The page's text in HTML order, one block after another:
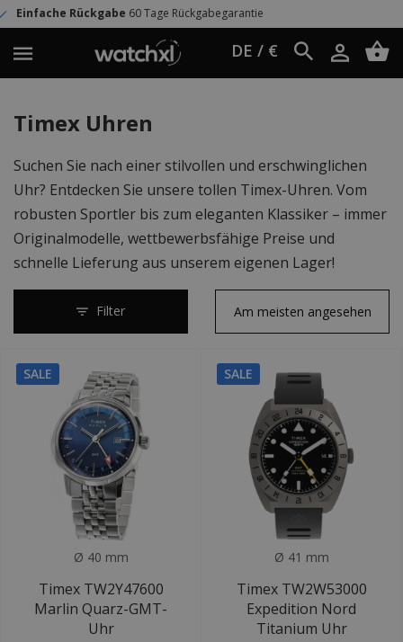
60 Tage Rückgabegarantie
DE / €
Timex Uhren
Suchen Sie nach einer stilvollen und erschwinglichen
Uhr? Entdecken Sie unsere tollen Timex-Uhren. Vom
robusten Sportler bis zum eleganten Klassiker – immer
Originalmodelle, wettbewerbsfähige Preise und
schnelle Lieferung aus unserem eigenen Lager!
Filter
SALE
Ø 40 mm
Timex TW2Y47600
Marlin Quarz-GMT-
Uhr
SALE
Ø 41 mm
Timex TW2W53000
Expedition Nord
Titanium Uhr